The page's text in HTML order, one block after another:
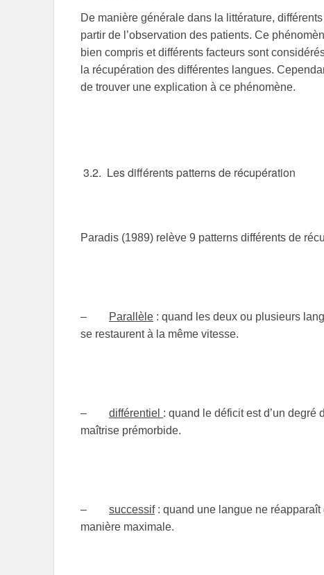
De manière générale dans la littérature,
partir de l’observation des patients. Ce
bien compris et différents facteurs sont
la récupération des différentes langues.
de trouver une explication à ce phénomène.
3.2. Les différents patterns de récupération
Paradis (1989) relève 9 patterns différents de
– Parallèle : quand les deux ou plusieurs
se restaurent à la même vitesse.
– différentiel : quand le déficit est d’un degré
maîtrise prémorbide.
– successif: quand une langue ne réapparaît
manière maximale.